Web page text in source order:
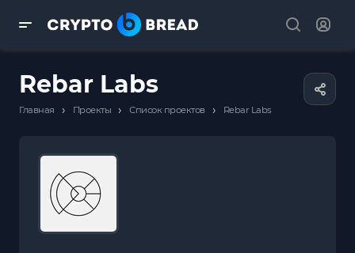
Rebar Labs
Главная › Проекты › Список проектов › Rebar Labs